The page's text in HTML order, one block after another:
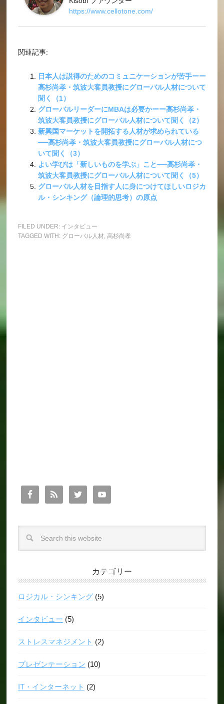
https://www.cellotone.com/
関連記事:
日本人は説得のためのコミュニケーションが苦手ーー
高杉尚孝・筑波大客員教授にグローバル人材について
聞く（1）
グローバルリーダーにMBAは必要かーー高杉尚孝・
筑波大客員教授にグローバル人材について聞く（2）
新興国マーケットを開拓する人材が求められている
──高杉尚孝・筑波大客員教授にグローバル人材につ
いて聞く（3）
よい学びは「新しいものを学ぶ」こと──高杉尚孝・
筑波大客員教授にグローバル人材について聞く（5）
グローバル人材を目指す人に身につけてほしいロジカ
ル・シンキング（論理的思考）の原点
FILED UNDER: インタビュー
TAGGED WITH: グローバル人材 高杉尚孝
カテゴリー
ロジカル・シンキング(5)
インタビュー (5)
ストレスマネジメント (2)
プレゼンテーション (10)
IT・インターネット (2)